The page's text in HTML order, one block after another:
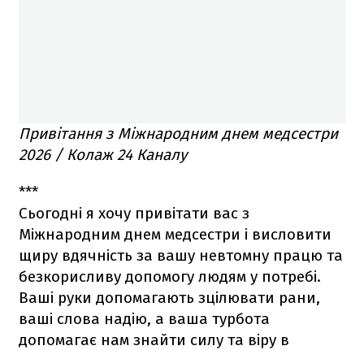
Привітання з Міжнародним днем медсестри
2026 / Колаж 24 Каналу
***
Сьогодні я хочу привітати вас з
Міжнародним днем медсестри і висловити
щиру вдячність за вашу невтомну працю та
безкорисливу допомогу людям у потребі.
Ваші руки допомагають зцілювати рани,
ваші слова надію, а ваша турбота
допомагає нам знайти силу та віру в